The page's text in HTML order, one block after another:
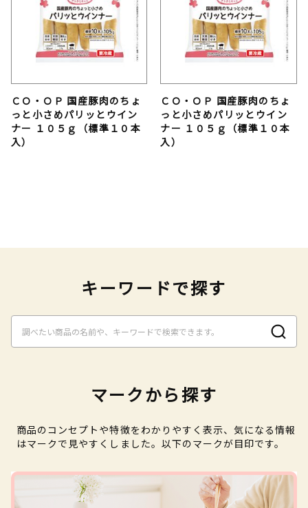
ＣＯ・ＯＰ 国産豚肉のちょ
っと小さめパリッとウイン
ナー １０５ｇ（標準１０本
入）
ＣＯ・ＯＰ 国産豚肉のちょ
っと小さめパリッとウイン
ナー １０５ｇ（標準１０本
入）
キーワードで探す
マークから探す
商品のコンセプトや特徴をわかりやすく表示、気になる情報
はマークで見やすくしました。以下のマークが目印です。